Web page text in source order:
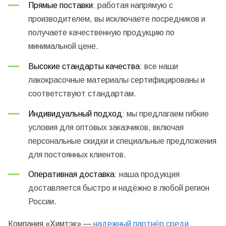
Прямые поставки: работая напрямую с
производителем, вы исключаете посредников и
получаете качественную продукцию по
минимальной цене.
Высокие стандарты качества: все наши
лакокрасочные материалы сертифицированы и
соответствуют стандартам.
Индивидуальный подход: мы предлагаем гибкие
условия для оптовых заказчиков, включая
персональные скидки и специальные предложения
для постоянных клиентов.
Оперативная доставка: наша продукция
доставляется быстро и надёжно в любой регион
России.
Компания «Химтэк» — надежный партнёр среди